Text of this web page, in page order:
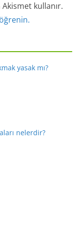
kullanır.
yasak mı?
nelerdir?